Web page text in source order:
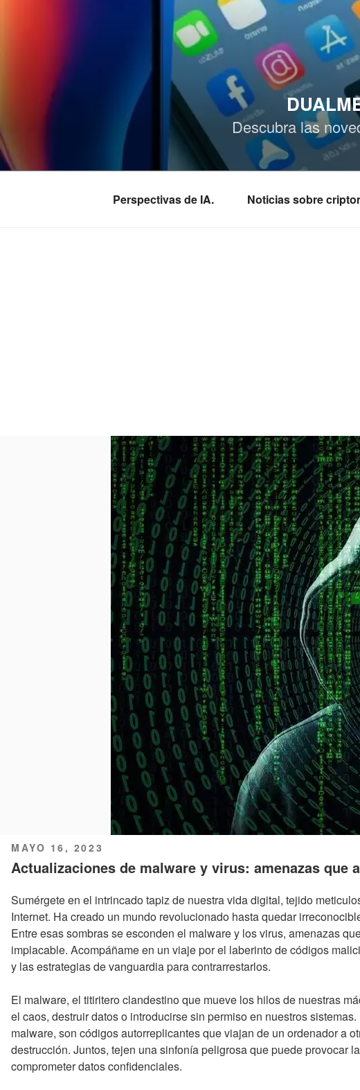
Descubra las
Perspectivas de IA. Noticias sobre
PUBLICADO
EL
MAYO 16, 2023
Actualizaciones de malware y virus: amenazas que
Sumérgete en el intrincado tapiz de nuestra vida digital, tejido
Internet. Ha creado un mundo revolucionado hasta quedar
Entre esas sombras se esconden el malware y los virus, amenazas
implacable. Acompáñame en un viaje por el laberinto de códigos
y las estrategias de vanguardia para contrarrestarlos.
El malware, el titiritero clandestino que mueve los hilos de nuestras
el caos, destruir datos o introducirse sin permiso en nuestros
malware, son códigos autorreplicantes que viajan de un ordenador a
destrucción. Juntos, tejen una sinfonía peligrosa que puede provocar
comprometer datos confidenciales.